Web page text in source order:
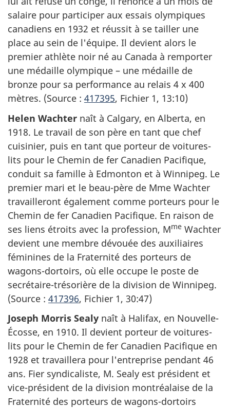
salaire pour participer aux essais olympiques
canadiens en 1932 et réussit à se tailler une
place au sein de l'équipe. Il devient alors le
premier athlète noir né au Canada à remporter
une médaille olympique – une médaille de
bronze pour sa performance au relais 4 x 400
mètres. (Source : 417395, Fichier 1, 13:10)
Helen Wachter naît à Calgary, en Alberta, en
1918. Le travail de son père en tant que chef
cuisinier, puis en tant que porteur de voitures-
lits pour le Chemin de fer Canadien Pacifique,
conduit sa famille à Edmonton et à Winnipeg. Le
premier mari et le beau-père de Mme Wachter
travailleront également comme porteurs pour le
Chemin de fer Canadien Pacifique. En raison de
ses liens étroits avec la profession, Mme Wachter
devient une membre dévouée des auxiliaires
féminines de la Fraternité des porteurs de
wagons-dortoirs, où elle occupe le poste de
secrétaire-trésorière de la division de Winnipeg.
(Source : 417396, Fichier 1, 30:47)
Joseph Morris Sealy naît à Halifax, en Nouvelle-
Écosse, en 1910. Il devient porteur de voitures-
lits pour le Chemin de fer Canadien Pacifique en
1928 et travaillera pour l'entreprise pendant 46
ans. Fier syndicaliste, M. Sealy est président et
vice-président de la division montréalaise de la
Fraternité des porteurs de wagons-dortoirs